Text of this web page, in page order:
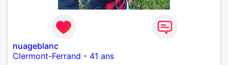
nuageblanc
Clermont-Ferrand - 41 ans